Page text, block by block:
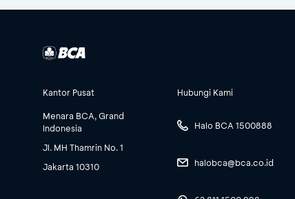
Kantor Pusat
Menara BCA, Grand
Indonesia
Jl. MH Thamrin No. 1
Jakarta 10310
Hubungi Kami
Halo BCA 1500888
halobca@bca.co.id